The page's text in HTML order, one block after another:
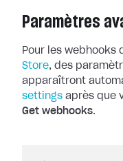
Paramètres
Pour les webhooks
Store, des
apparaîtront
settings après que
Get webhooks.